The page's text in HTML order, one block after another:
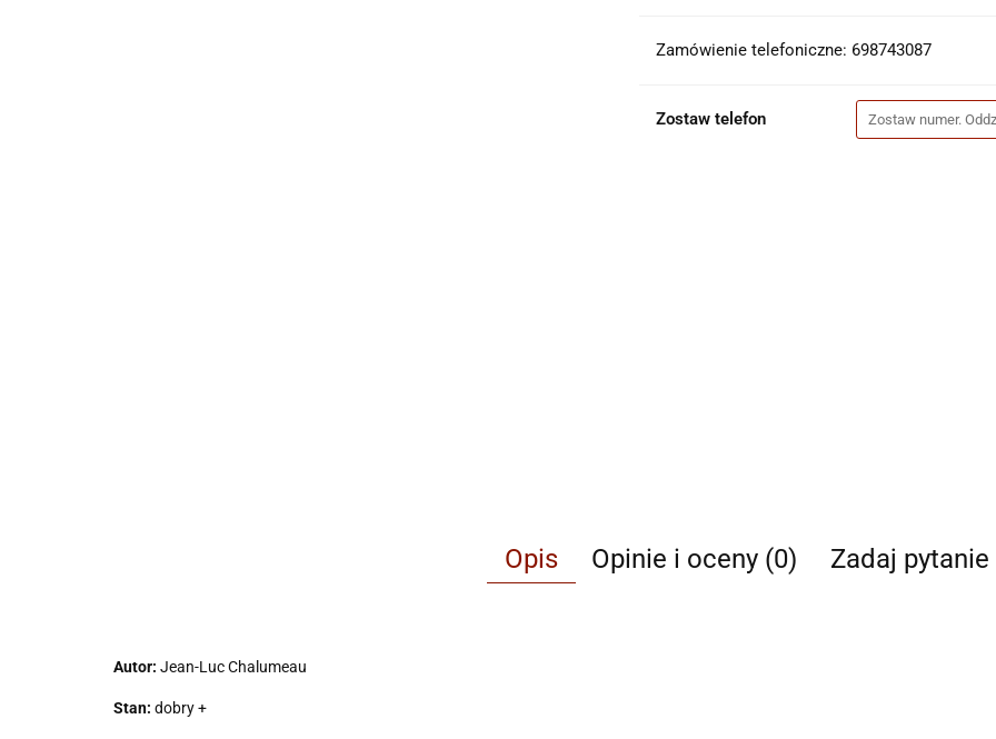
Zamówienie telefoniczne: 698743087
Zostaw telefon
Opis Opinie i oceny (0) Zadaj pytanie
Autor: Jean-Luc Chalumeau
Stan: dobry +